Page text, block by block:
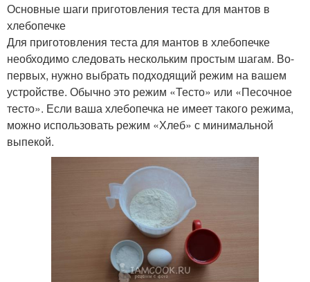
Основные шаги приготовления теста для мантов в
хлебопечке
Для приготовления теста для мантов в хлебопечке
необходимо следовать нескольким простым шагам. Во-
первых, нужно выбрать подходящий режим на вашем
устройстве. Обычно это режим «Тесто» или «Песочное
тесто». Если ваша хлебопечка не имеет такого режима,
можно использовать режим «Хлеб» с минимальной
выпекой.